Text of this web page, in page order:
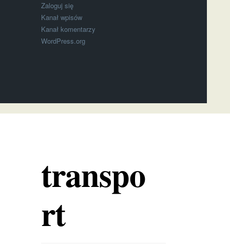
Zaloguj się
Kanał wpisów
Kanał komentarzy
WordPress.org
transpo
rt